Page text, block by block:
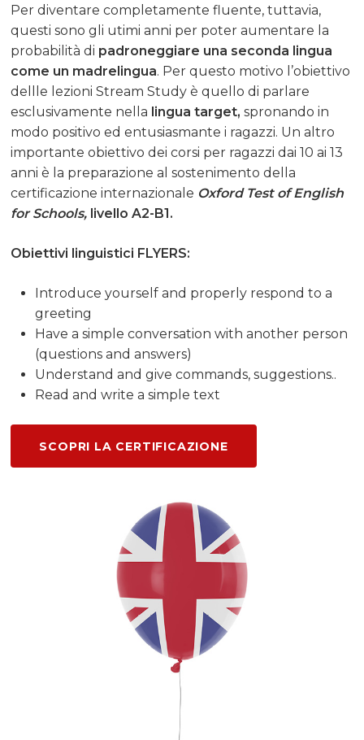
Per diventare completamente fluente, tuttavia,
questi sono gli utimi anni per poter aumentare la
probabilità di padroneggiare una seconda lingua
come un madrelingua. Per questo motivo l’obiettivo
dellle lezioni Stream Study è quello di parlare
esclusivamente nella lingua target,spronando in
modo positivo ed entusiasmante i ragazzi. Un altro
importante obiettivo dei corsi per ragazzi dai 10 ai 13
anni è la preparazione al sostenimento della
certificazione internazionale Oxford Test of English
for Schools, livello A2-B1.
Obiettivi linguistici FLYERS:
Introduce yourself and properly respond to a
greeting
Have a simple conversation with another person
(questions and answers)
Understand and give commands, suggestions..
Read and write a simple text
SCOPRI LA CERTIFICAZIONE